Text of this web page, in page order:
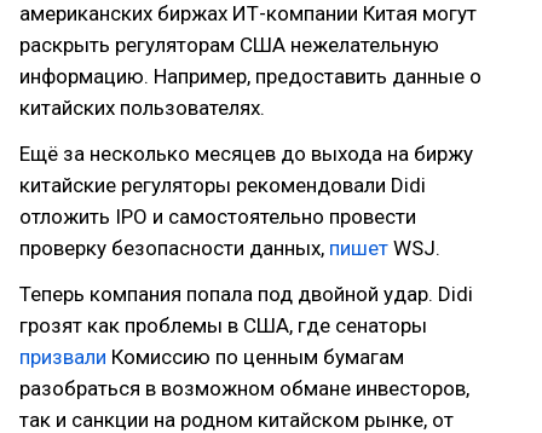
американских биржах ИТ-компании Китая могут
раскрыть регуляторам США нежелательную
информацию. Например, предоставить данные о
китайских пользователях.
Ещё за несколько месяцев до выхода на биржу
китайские регуляторы рекомендовали Didi
отложить IPO и самостоятельно провести
проверку безопасности данных, пишет WSJ.
Теперь компания попала под двойной удар. Didi
грозят как проблемы в США, где сенаторы
призвали Комиссию по ценным бумагам
разобраться в возможном обмане инвесторов,
так и санкции на родном китайском рынке, от